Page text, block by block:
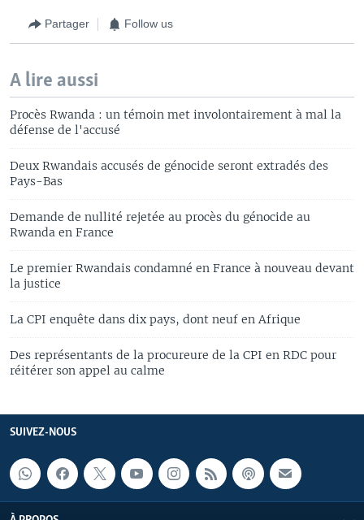
Partager Follow us
A lire aussi
Procès Rwanda : un témoin met involontairement à mal la
défense de l'accusé
Deux Rwandais accusés de génocide seront extradés des
Pays-Bas
Demande de nullité rejetée au procès du génocide au
Rwanda en France
Le premier Rwandais condamné en France à nouveau devant
la justice
La CPI enquête dans dix pays, dont neuf en Afrique
Des représentants de la procureure de la CPI en RDC pour
réitérer son appel au calme
SUIVEZ-NOUS